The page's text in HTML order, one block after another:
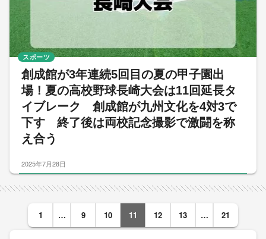
創成館が3年連続5回目の夏の甲子園出
場！夏の高校野球長崎大会は11回延長タ
イブレーク 創成館が九州文化を4対3で
下す 終了後は両校記念撮影で激闘を称
え合う
スポーツ
2025年7月28日
1 … 9 10 11 12 13 … 21